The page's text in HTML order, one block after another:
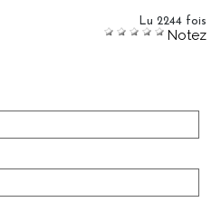
Lu 2244 fois
Notez